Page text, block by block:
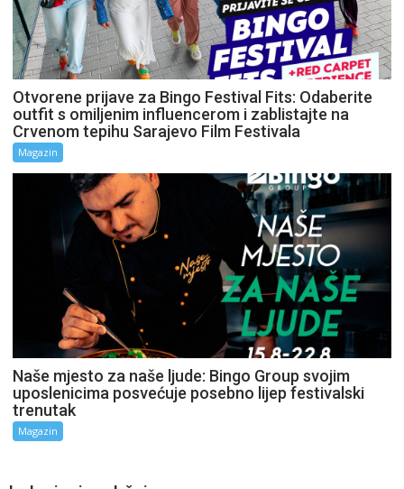
Otvorene prijave za Bingo Festival Fits: Odaberite
outfit s omiljenim influencerom i zablistajte na
Crvenom tepihu Sarajevo Film Festivala
Magazin
Naše mjesto za naše ljude: Bingo Group svojim
uposlenicima posvećuje posebno lijep festivalski
trenutak
Magazin